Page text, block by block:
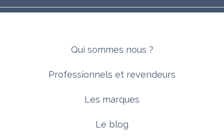
Qui sommes nous ?
Professionnels et revendeurs
Les marques
Le blog